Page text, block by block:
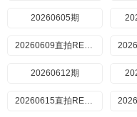
20260605期
20260609直拍REACTION
20260612期
20260615直拍REACTION